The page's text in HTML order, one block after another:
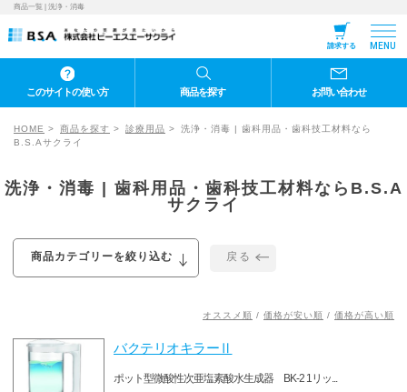
商品一覧 | 洗浄・消毒
請求する MENU
このサイトの使い方 商品を探す お問い合わせ
HOME 商品を探す 診療用品
洗浄・消毒 | 歯科用品・歯科技工材料なら
B.S.Aサクライ
洗浄・消毒 | 歯科用品・歯科技工材料ならB.S.A
サクライ
商品カテゴリーを絞り込む 戻る
オススメ順 / 価格が安い順 / 価格が高い順
バクテリオキラーⅡ
ポット型微酸性次亜塩素酸水生成器 BK-2 1リッ...